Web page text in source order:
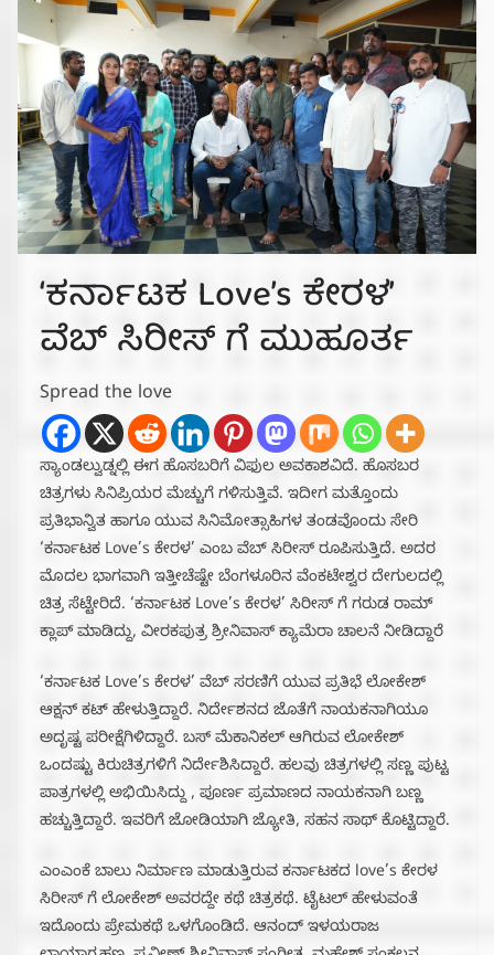
‘ಕರ್ನಾಟಕ Love’s ಕೇರಳ’
ವೆಬ್ ಸಿರೀಸ್ ಗೆ ಮುಹೂರ್ತ
Spread the love
ಸ್ಯಾಂಡಲ್ವುಡ್ನಲ್ಲಿ ಈಗ ಹೊಸಬರಿಗೆ ವಿಫುಲ ಅವಕಾಶವಿದೆ. ಹೊಸಬರ
ಚಿತ್ರಗಳು ಸಿನಿಪ್ರಿಯರ ಮೆಚ್ಚುಗೆ ಗಳಿಸುತ್ತಿವೆ. ಇದೀಗ ಮತ್ತೊಂದು
ಪ್ರತಿಭಾನ್ವಿತ ಹಾಗೂ ಯುವ ಸಿನಿಮೋತ್ಸಾಹಿಗಳ ತಂಡವೊಂದು ಸೇರಿ
‘ಕರ್ನಾಟಕ Love’s ಕೇರಳ’ ಎಂಬ ವೆಬ್ ಸಿರೀಸ್ ರೂಪಿಸುತ್ತಿದೆ.‌ ಅದರ
ಮೊದಲ ಭಾಗವಾಗಿ ಇತ್ತೀಚೆಷ್ಟೇ ಬೆಂಗಳೂರಿನ ವೆಂಕಟೇಶ್ವರ ದೇಗುಲದಲ್ಲಿ
ಚಿತ್ರ ಸೆಟ್ಟೇರಿದೆ. ‘ಕರ್ನಾಟಕ Love’s ಕೇರಳ’ ಸಿರೀಸ್ ಗೆ ಗರುಡ ರಾಮ್
ಕ್ಲಾಪ್ ಮಾಡಿದ್ದು, ವೀರಕಪುತ್ರ ಶ್ರೀನಿವಾಸ್ ಕ್ಯಾಮೆರಾ ಚಾಲನೆ ನೀಡಿದ್ದಾರೆ
‘ಕರ್ನಾಟಕ Love’s ಕೇರಳ’ ವೆಬ್ ಸರಣಿಗೆ ಯುವ ಪ್ರತಿಭೆ ಲೋಕೇಶ್
ಆಕ್ಷನ್ ಕಟ್ ಹೇಳುತ್ತಿದ್ದಾರೆ. ನಿರ್ದೇಶನದ ಜೊತೆಗೆ ನಾಯಕನಾಗಿಯೂ
ಅದೃಷ್ಟ ಪರೀಕ್ಷೆಗಿಳಿದ್ದಾರೆ. ಬಸ್ ಮೆಕಾನಿಕಲ್ ಆಗಿರುವ ಲೋಕೇಶ್‌‌
ಒಂದಷ್ಟು ಕಿರುಚಿತ್ರಗಳಿಗೆ ನಿರ್ದೇಶಿಸಿದ್ದಾರೆ. ಹಲವು ಚಿತ್ರಗಳಲ್ಲಿ ಸಣ್ಣ ಪುಟ್ಟ
ಪಾತ್ರಗಳಲ್ಲಿ ಅಭಿಯಿಸಿದ್ದು , ಪೂರ್ಣ ಪ್ರಮಾಣದ ನಾಯಕನಾಗಿ ಬಣ್ಣ
ಹಚ್ಚುತ್ತಿದ್ದಾರೆ. ಇವರಿಗೆ ಜೋಡಿಯಾಗಿ ಜ್ಯೋತಿ, ಸಹನ ಸಾಥ್ ಕೊಟ್ಟಿದ್ದಾರೆ.
ಎಂಎಂಕೆ ಬಾಲು ನಿರ್ಮಾಣ‌ ಮಾಡುತ್ತಿರುವ ಕರ್ನಾಟಕದ love’s ಕೇರಳ
ಸಿರೀಸ್ ಗೆ ಲೋಕೇಶ್ ಅವರದ್ದೇ ಕಥೆ ಚಿತ್ರಕಥೆ. ಟೈಟಲ್ ಹೇಳುವಂತೆ
ಇದೊಂದು ಪ್ರೇಮಕಥೆ‌‌ ಒಳಗೊಂಡಿದೆ. ಆನಂದ್ ಇಳಯರಾಜ